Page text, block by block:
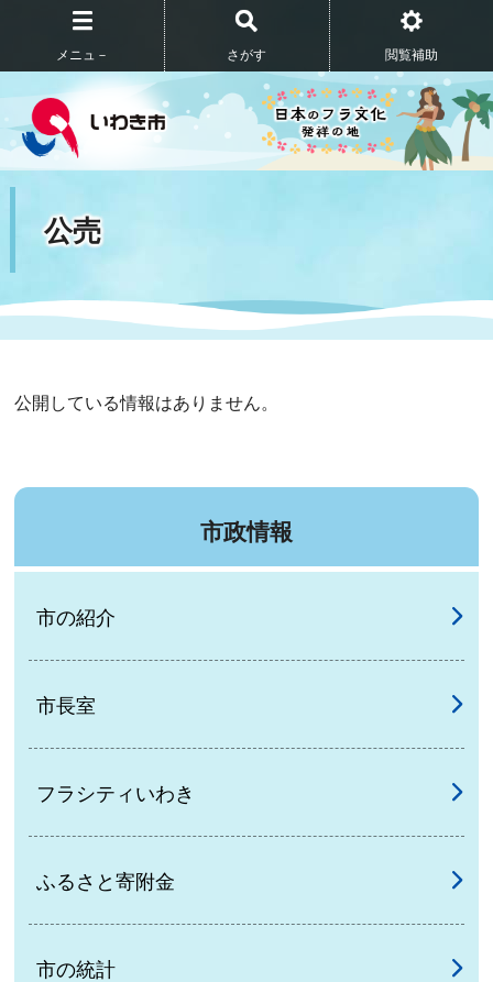
メニュ－ さがす 閲覧補助
公売
公開している情報はありません。
市政情報
市の紹介
市長室
フラシティいわき
ふるさと寄附金
市の統計